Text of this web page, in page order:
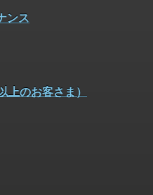
ンス
上のお客さま）